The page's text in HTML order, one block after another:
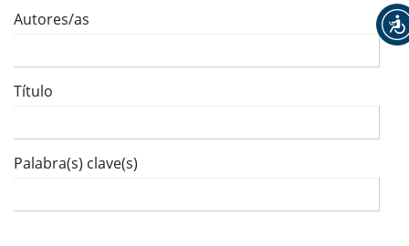
Autores/as
Título
Palabra(s) clave(s)